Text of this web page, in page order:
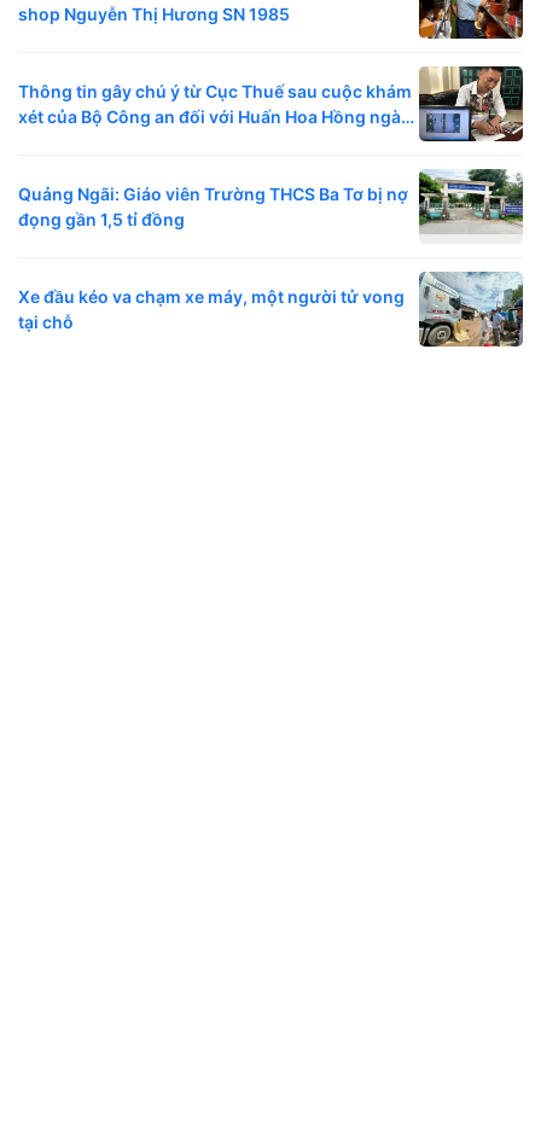
shop Nguyễn Thị Hương SN 1985
Thông tin gây chú ý từ Cục Thuế sau cuộc khám
xét của Bộ Công an đối với Huấn Hoa Hồng ngày
Quảng Ngãi: Giáo viên Trường THCS Ba Tơ bị nợ
đọng gần 1,5 tỉ đồng
Xe đầu kéo va chạm xe máy, một người tử vong
tại chỗ